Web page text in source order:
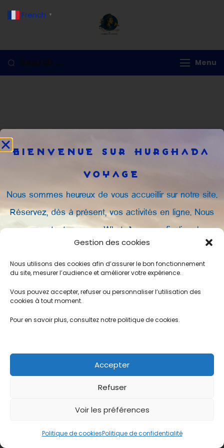
Gestion des cookies
Nous utilisons des cookies afin d’assurer le bon fonctionnement
du site, mesurer l’audience et améliorer votre expérience.
Vous pouvez accepter, refuser ou personnaliser l’utilisation des
cookies à tout moment.
Pour en savoir plus, consultez notre politique de cookies.
Accepter
Refuser
Voir les préférences
Politique de cookiesPolitique de confidentialité
Menu
© 2026 Egypt’Voyage by Hurghada Voyage – SAS au
capital de 11 100 € – SIREN 942 003 963 – RCS Mulhouse
– Siège social : 2 rue des écoles, 68640 Waldighoffen –
Virginie Gasser
propos
Créer
votre
voyage
♥️
Mentions
Politique
French ▼
BIENVENUE SUR HURGHADA
VOYAGE
Nous sommes heureux de vous accueillir sur notre site.
Réservez, dès à présent, vos activités en ligne. Nous
vous contacterons sur WhatsApp pour finaliser les
détails et organiser le paiement.
soleil d’Égypte